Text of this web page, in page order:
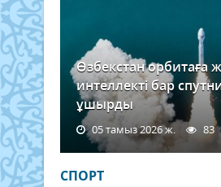
Өзбекстан орбитаға
интеллекті бар
ұшырды
05 тамыз 2026 ж. 83
СПОРТ